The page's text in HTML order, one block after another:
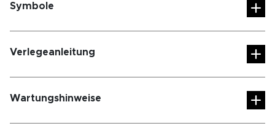
Symbole
Verlegeanleitung
Wartungshinweise